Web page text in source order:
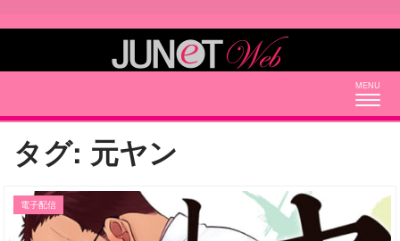
タグ: 元ヤン
電子配信